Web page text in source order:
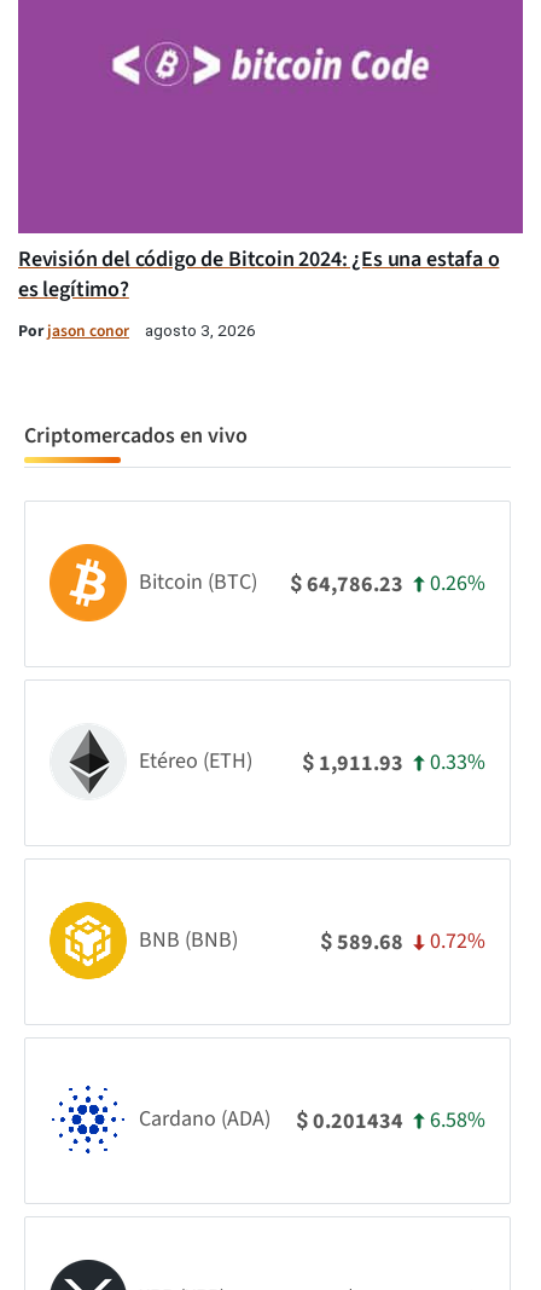
Revisión del código de Bitcoin 2024: ¿Es una estafa o
es legítimo?
Porjason conor agosto 3, 2026
Criptomercados en vivo
Bitcoin (BTC) $64,786.23 0.26%
Etéreo (ETH) $ 1,911.93 0.33%
BNB (BNB) $589.68 0.72%
Cardano (ADA) $0.201434 6.58%